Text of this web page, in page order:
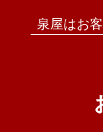
泉屋はお